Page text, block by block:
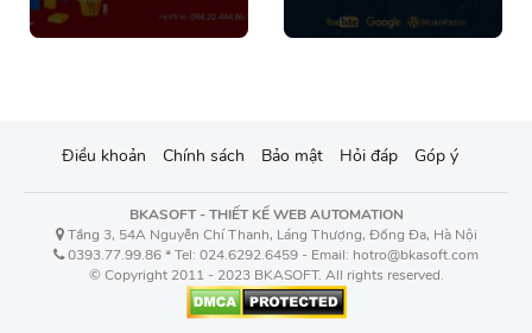
Điều khoản Chính sách Bảo mật Hỏi đáp Góp ý
BKASOFT - THIẾT KẾ WEB AUTOMATION
Tầng 3, 54A Nguyễn Chí Thanh, Láng Thượng, Đống Đa, Hà Nội
0393.77.99.86 * Tel: 024.6292.6459 - Email: hotro@bkasoft.com
© Copyright 2011 - 2023 BKASOFT. All rights reserved.